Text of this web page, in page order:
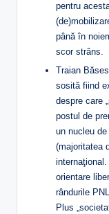
pentru
până în
scor strâns.
Traian
sosită fiind
despre care
postul de
un nucleu de
(majoritatea
orientare
rândurile
Plus